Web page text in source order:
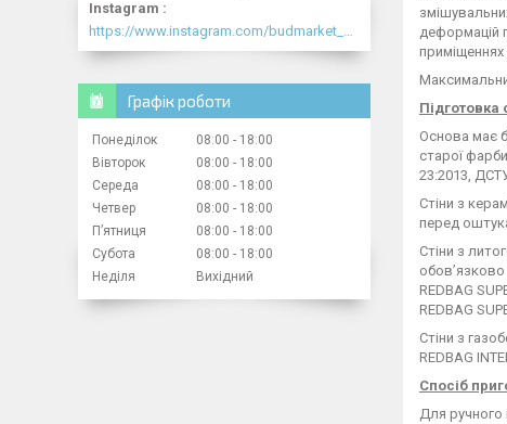
деформацій
приміщеннях
Підготовка
Основа має
старої
23:2013,
Стіни з
перед
Стіни з
REDBAG
REDBAG
Стіни з
RЕDBAG
Спосіб
Для ручного
Instagram
Графік роботи
Понеділок 08:00
18:00
Вівторок
08:00
18:00
Середа
08:00
18:00
Четвер
08:00
18:00
Пʼятниця
08:00
18:00
Субота
08:00
18:00
Неділя
Вихідний